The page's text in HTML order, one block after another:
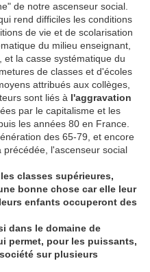
de notre ascenseur social.
rend difficiles les conditions
de vie et de scolarisation
du milieu enseignant,
la casse systématique du
de classes et d'écoles
attribués aux collèges,
sont liés à l'aggravation
par le capitalisme et les
les années 80 en France.
des 65-79, et encore
l'ascenseur social
classes supérieures,
bonne chose car elle leur
enfants occuperont des
dans le domaine de
permet, pour les puissants,
sur plusieurs